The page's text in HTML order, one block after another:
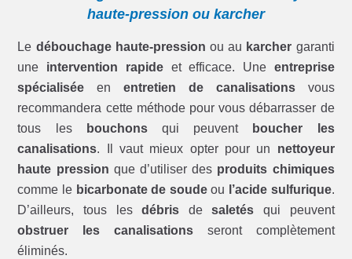
haute-pression ou karcher
Le débouchage haute-pression ou au karcher garanti
une intervention rapideet efficace. Une entreprise
spécialisée enentretien de canalisationsvous
recommandera cette méthode pour vous débarrasser de
tous les
bouchonsqui peuvent
boucher les
canalisations. Il vaut mieux opter pour un nettoyeur
haute pression que d’utiliser des produits chimiques
comme le bicarbonate de soudeou l’acide sulfurique.
D’ailleurs, tous lesdébris desaletés qui peuvent
obstruer les canalisations seront complètement
éliminés.